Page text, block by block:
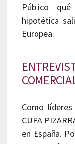
Público
hipotética
Europea.
Como
CUPA
en España.